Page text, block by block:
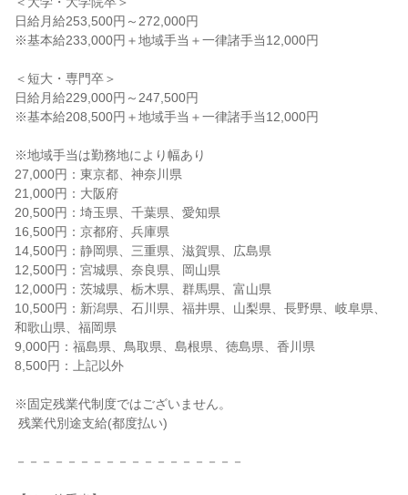
日給月給253,500円～272,000円
※基本給233,000円＋地域手当＋一律諸手当12,000円
＜短大・専門卒＞
日給月給229,000円～247,500円
※基本給208,500円＋地域手当＋一律諸手当12,000円
※地域手当は勤務地により幅あり
27,000円：東京都、神奈川県
21,000円：大阪府
20,500円：埼玉県、千葉県、愛知県
16,500円：京都府、兵庫県
14,500円：静岡県、三重県、滋賀県、広島県
12,500円：宮城県、奈良県、岡山県
12,000円：茨城県、栃木県、群馬県、富山県
10,500円：新潟県、石川県、福井県、山梨県、長野県、岐阜県、
和歌山県、福岡県
9,000円：福島県、鳥取県、島根県、徳島県、香川県
8,500円：上記以外
※固定残業代制度ではございません。
－－－－－－－－－－－－－－－－－－